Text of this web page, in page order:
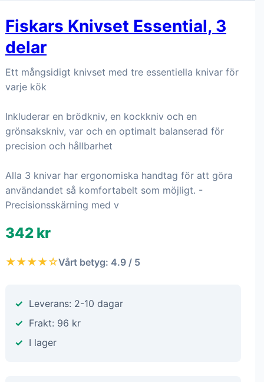
Fiskars Knivset Essential, 3
delar
Ett mångsidigt knivset med tre essentiella knivar för
varje kök
Inkluderar en brödkniv, en kockkniv och en
grönsakskniv, var och en optimalt balanserad för
precision och hållbarhet
Alla 3 knivar har ergonomiska handtag för att göra
användandet så komfortabelt som möjligt. -
Precisionsskärning med v
342 kr
★★★★☆Vårt betyg: 4.9 / 5
Leverans: 2-10 dagar
Frakt: 96 kr
I lager